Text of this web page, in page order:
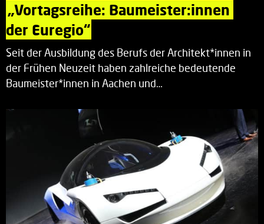
„Vortagsreihe: Baumeister:innen
der Euregio“
Seit der Ausbildung des Berufs der Architekt*innen in
der Frühen Neuzeit haben zahlreiche bedeutende
Baumeister*innen in Aachen und…